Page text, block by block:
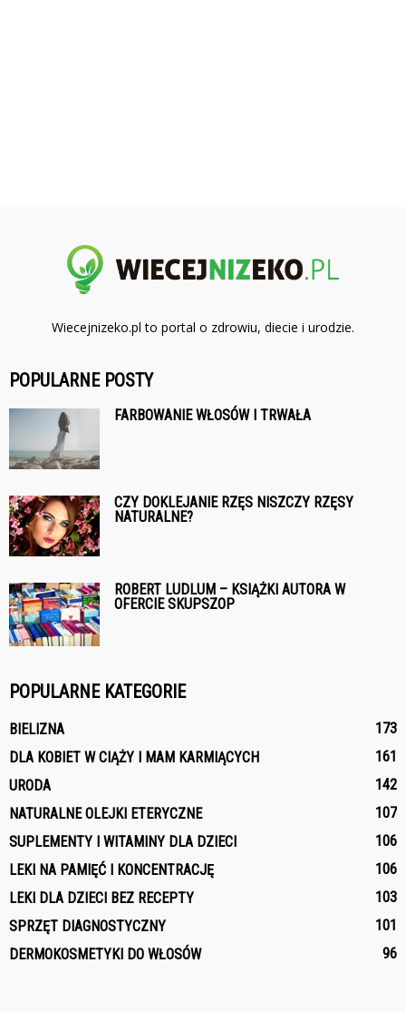
Wiecejnizeko.pl to portal o zdrowiu, diecie i urodzie.
POPULARNE POSTY
FARBOWANIE WŁOSÓW I TRWAŁA
CZY DOKLEJANIE RZĘS NISZCZY RZĘSY
NATURALNE?
ROBERT LUDLUM – KSIĄŻKI AUTORA W
OFERCIE SKUPSZOP
POPULARNE KATEGORIE
BIELIZNA
173
DLA KOBIET W CIĄŻY I MAM KARMIĄCYCH
161
URODA
142
NATURALNE OLEJKI ETERYCZNE
107
SUPLEMENTY I WITAMINY DLA DZIECI
106
LEKI NA PAMIĘĆ I KONCENTRACJĘ
106
LEKI DLA DZIECI BEZ RECEPTY
103
SPRZĘT DIAGNOSTYCZNY
101
DERMOKOSMETYKI DO WŁOSÓW
96